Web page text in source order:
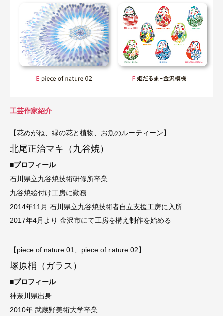
工芸作家紹介
【花めがね、緑の花と植物、お魚のルーティーン】
北尾正治マキ（九谷焼）
■プロフィール
石川県立九谷焼技術研修所卒業
九谷焼絵付け工房に勤務
2014年11月 石川県立九谷焼技術者自立支援工房に入所
2017年4月より 金沢市にて工房を構え制作を始める
【piece of nature 01、piece of nature 02】
塚原梢（ガラス）
■プロフィール
神奈川県出身
2010年 武蔵野美術大学卒業